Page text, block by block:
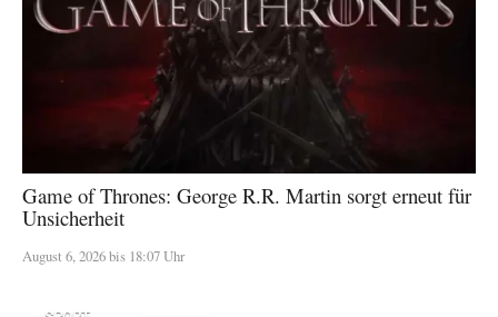
Game of Thrones: George R.R. Martin sorgt erneut für
Unsicherheit
August 6, 2026 bis 18:07 Uhr